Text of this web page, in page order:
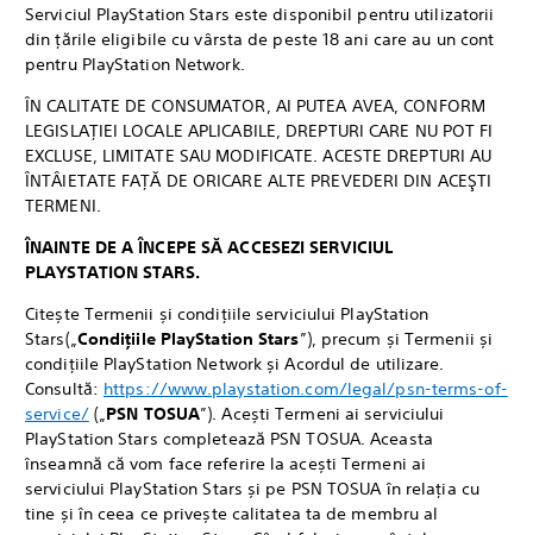
Serviciul PlayStation Stars este disponibil pentru utilizatorii
din țările eligibile cu vârsta de peste 18 ani care au un cont
pentru PlayStation Network.
ÎN CALITATE DE CONSUMATOR, AI PUTEA AVEA, CONFORM
LEGISLAŢIEI LOCALE APLICABILE, DREPTURI CARE NU POT FI
EXCLUSE, LIMITATE SAU MODIFICATE. ACESTE DREPTURI AU
ÎNTÂIETATE FAŢĂ DE ORICARE ALTE PREVEDERI DIN ACEŞTI
TERMENI.
ÎNAINTE DE A ÎNCEPE SĂ ACCESEZI SERVICIUL
PLAYSTATION STARS.
Citește Termenii și condițiile serviciului PlayStation
Stars(„Condițiile PlayStation Stars”), precum și Termenii și
condițiile PlayStation Network și Acordul de utilizare.
Consultă: https://www.playstation.com/legal/psn-terms-of-
service/(„PSN TOSUA”). Acești Termeni ai serviciului
PlayStation Stars completează PSN TOSUA. Aceasta
înseamnă că vom face referire la acești Termeni ai
serviciului PlayStation Stars și pe PSN TOSUA în relația cu
tine și în ceea ce privește calitatea ta de membru al